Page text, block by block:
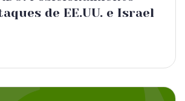
de EE.UU. e Israel